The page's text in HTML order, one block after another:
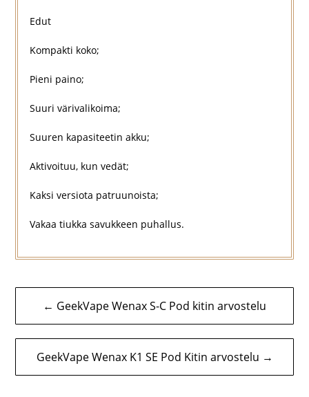
Edut
Kompakti koko;
Pieni paino;
Suuri värivalikoima;
Suuren kapasiteetin akku;
Aktivoituu, kun vedät;
Kaksi versiota patruunoista;
Vakaa tiukka savukkeen puhallus.
Artikkelien
selaus
← GeekVape Wenax S-C Pod kitin arvostelu
GeekVape Wenax K1 SE Pod Kitin arvostelu →